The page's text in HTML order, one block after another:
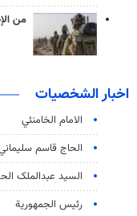
من
اخبار الشخصيات
الامام الخامنئي
الحاج قاسم
السید عبدالملک
رئيس الجمهورية